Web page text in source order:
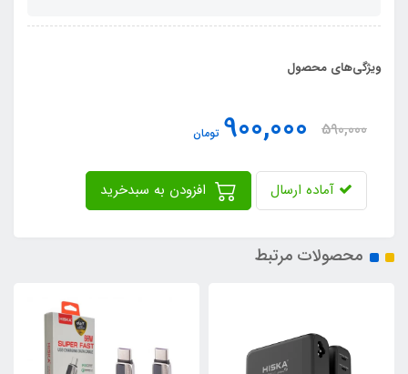
ویژگی‌های محصول
590,000
900,000 تومان
آماده ارسال
محصولات مرتبط